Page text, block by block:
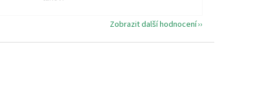
Zobrazit další hodnocení